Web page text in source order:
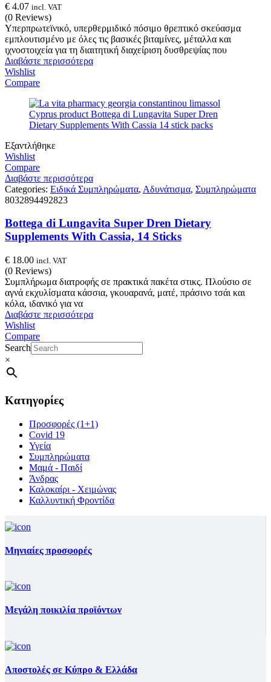
€ 4.07 incl. VAT
(0 Reviews)
Υπερπρωτεϊνικό, υπερθερμιδικό πόσιμο θρεπτικό σκεύασμα
εμπλουτισμένο με όλες τις βασικές βιταμίνες, μέταλλα και
ιχνοστοιχεία για τη διαιτητική διαχείριση δυσθρεψίας που
Διαβάστε περισσότερα
Wishlist
Compare
Εξαντλήθηκε
Wishlist
Compare
Διαβάστε περισσότερα
Categories: Ειδικά Συμπληρώματα, Αδυνάτισμα, Συμπληρώματα
8032894492823
Bottega di Lungavita Super Dren Dietary
Supplements With Cassia, 14 Sticks
€ 18.00 incl. VAT
(0 Reviews)
Συμπλήρωμα διατροφής σε πρακτικά πακέτα στικς. Πλούσιο σε
αγνά εκχυλίσματα κάσσια, γκουαρανά, ματέ, πράσινο τσάι και
κόλα, ιδανικό για να
Διαβάστε περισσότερα
Wishlist
Compare
Search
×
Κατηγορίες
Προσφορές (1+1)
Covid 19
Υγεία
Συμπληρώματα
Μαμά - Παιδί
Άνδρας
Καλοκαίρι - Χειμώνας
Καλλυντική Φροντίδα
Μηνιαίες προσφορές
Μεγάλη ποικιλία προϊόντων
Αποστολές σε Κύπρο & Ελλάδα